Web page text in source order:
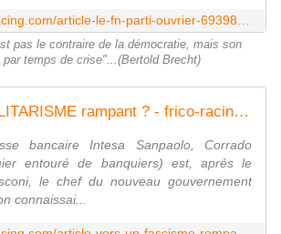
pas le contraire de la démocratie, mais son
par temps de crise"...(Bertold Brecht)
Vers un TOTALITARISME rampant ? - frico-racing-passion moto
bancaire Intesa Sanpaolo, Corrado
entouré de banquiers) est, aprés le
le chef du nouveau gouvernement
connaissai...